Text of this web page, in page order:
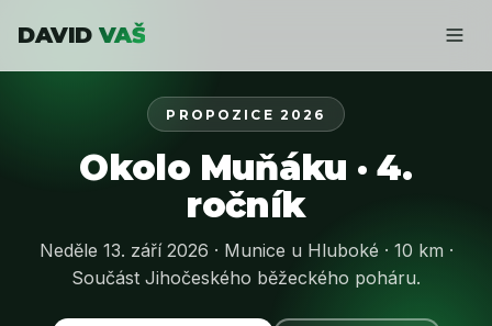
DAVID VAŠ
PROPOZICE 2026
Okolo Muňáku · 4.
ročník
Neděle 13. září 2026 · Munice u Hluboké · 10 km ·
Součást Jihočeského běžeckého poháru.